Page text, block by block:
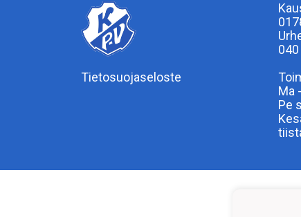
Tietosuojaseloste
Ma
Pe